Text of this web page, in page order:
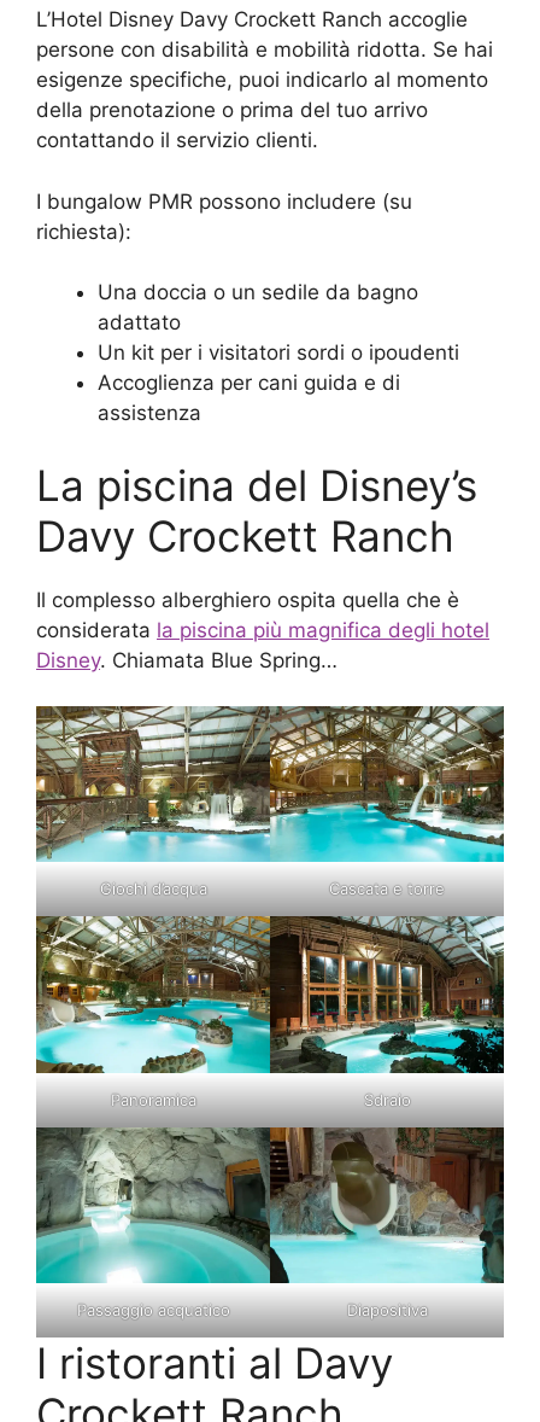
L’Hotel Disney Davy Crockett Ranch accoglie
persone con disabilità e mobilità ridotta. Se hai
esigenze specifiche, puoi indicarlo al momento
della prenotazione o prima del tuo arrivo
contattando il servizio clienti.
I bungalow PMR possono includere (su
richiesta):
Una doccia o un sedile da bagno
adattato
Un kit per i visitatori sordi o ipoudenti
Accoglienza per cani guida e di
assistenza
La piscina del Disney’s
Davy Crockett Ranch
Il complesso alberghiero ospita quella che è
considerata la piscina più magnifica degli hotel
Disney. Chiamata Blue Spring…
Giochi d’acqua Cascata e torre
Panoramica Sdraio
Passaggio acquatico Diapositiva
I ristoranti al Davy